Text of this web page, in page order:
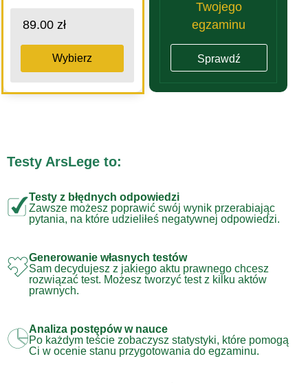
89.00 zł
Wybierz
Twojego
egzaminu
Sprawdź
Testy ArsLege to:
Testy z błędnych odpowiedzi
Zawsze możesz poprawić swój wynik przerabiając
pytania, na które udzieliłeś negatywnej odpowiedzi.
Generowanie własnych testów
Sam decydujesz z jakiego aktu prawnego chcesz
rozwiązać test. Możesz tworzyć test z kilku aktów
prawnych.
Analiza postępów w nauce
Po każdym teście zobaczysz statystyki, które pomogą
Ci w ocenie stanu przygotowania do egzaminu.